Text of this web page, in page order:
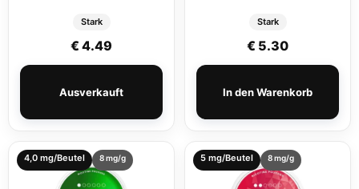
Stark
€ 4.49
Ausverkauft
Stark
€ 5.30
In den Warenkorb
4,0 mg/Beutel 8 mg/g 5 mg/Beutel 8 mg/g